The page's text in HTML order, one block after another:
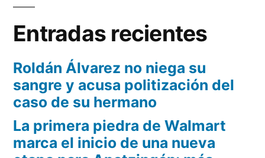
Entradas recientes
Roldán Álvarez no niega su
sangre y acusa politización del
caso de su hermano
La primera piedra de Walmart
marca el inicio de una nueva